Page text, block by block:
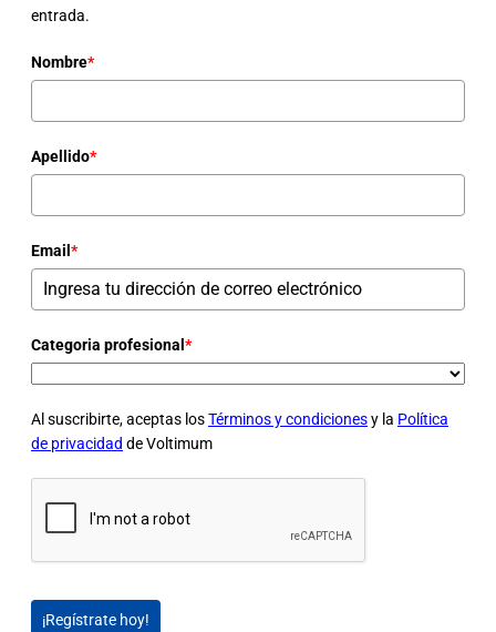
entrada.
Nombre*
Apellido*
Email *
Categoria profesional *
Al suscribirte, aceptas losTérminos y condicionesy la Política
de privacidad de Voltimum
¡Regístrate hoy!